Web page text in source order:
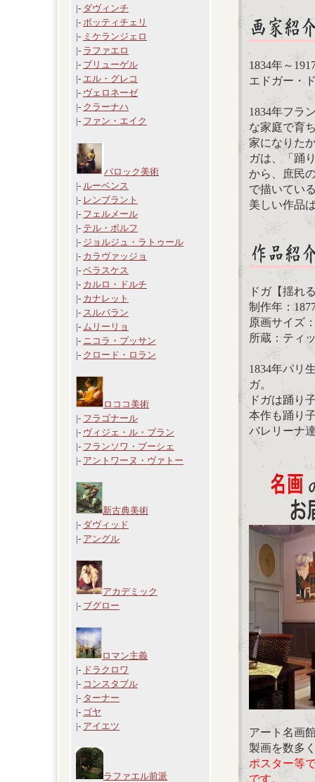
|- ダヴィンチ
|- ボッティチェリ
|- ミケランジェロ
|- ラファエロ
|- ブリューゲル
|- エル・グレコ
|- ヴェロネーゼ
|- クラーナハ
|- ファン・エイク
バロック美術
|- ルーベンス
|- レンブラント
|- フェルメール
|- テル・ボルフ
|- ジョルジュ・ラトゥール
|- カラヴァッジョ
|- ベラスケス
|- カルロ・ドルチ
|- カナレット
|- スルバラン
|- ムリーリョ
|- ニコラ・プッサン
|- クロード・ロラン
ロココ美術
|- フラゴナール
|- ヴィジェ・ル・ブラン
|- フランソワ・ブーシェ
|- アントワーヌ・ヴァトー
新古典美術
|- ダヴィッド
|- アングル
アカデミック
|- ブグロー
ロマン主義
|- ドラクロワ
|- コンスタブル
|- ターナー
|- ゴヤ
|- アイエツ
ラファエル前派
1834年～
エドガー・
1834年フラ
な家庭で育
家になりた
ガは、「踊
から、庶民
で描いてい
美しい作品
ドガ【揺れ
制作年：
原画サイズ
所蔵：ティ
1834年パリ
ガ。
ドガは踊り
本作も踊り
バレリーナ
アート名画
製画を数多
ポスター等
です。